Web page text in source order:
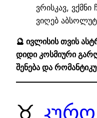
ვრისკავ, ვქმნი
ვიღებ
🔮 ივლისის თვის
დიდი კოსმიური
შენება და
♉ კურო